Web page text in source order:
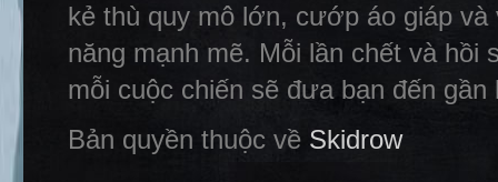
kẻ thù quy mô lớn, cướp áo giáp
năng mạnh mẽ. Mỗi lần chết và
mỗi cuộc chiến sẽ đưa bạn đến
Bản quyền thuộc về Skidrow